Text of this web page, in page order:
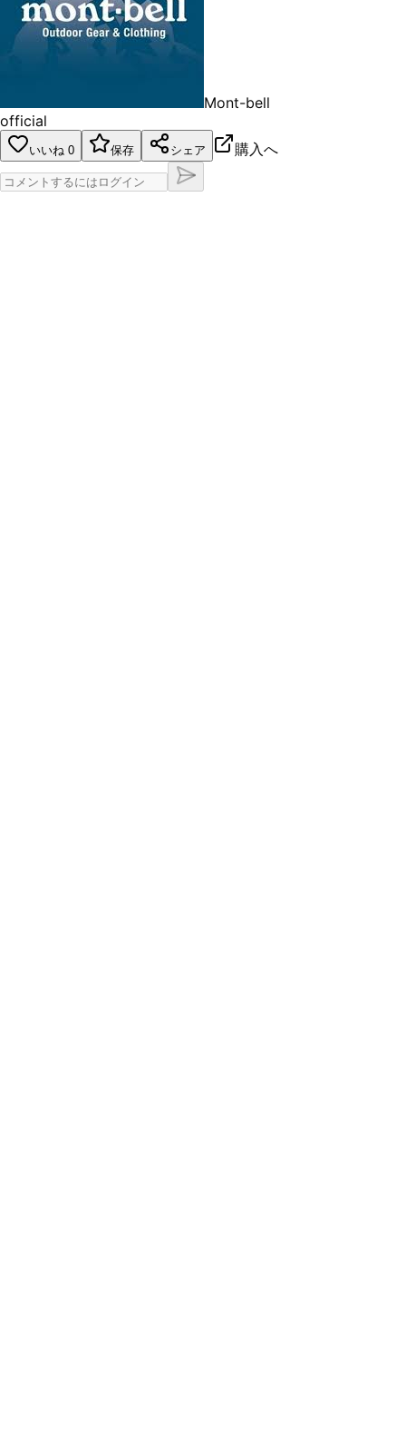
Mont-bell
official
いいね 0 保存 シェア 購入へ